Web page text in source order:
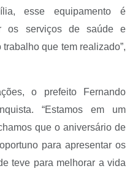
esse equipamento é
os serviços de saúde e
que tem realizado”,
o prefeito Fernando
“Estamos em um
que o aniversário de
para apresentar os
teve para melhorar a vida